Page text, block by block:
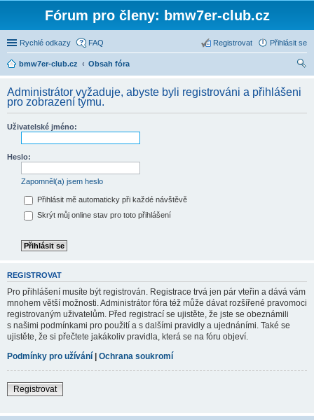
Fórum pro členy: bmw7er-club.cz
Rychlé odkazy FAQ Přihlásit se
Registrovat
bmw7er-club.cz
Obsah fóra
Administrátor vyžaduje, abyste byli registrováni a přihlášeni
pro zobrazení týmu.
Uživatelské jméno:
Heslo:
Zapomněl(a) jsem heslo
Přihlásit mě automaticky při každé návštěvě
Skrýt můj online stav pro toto přihlášení
REGISTROVAT
Pro přihlášení musíte být registrován. Registrace trvá jen pár vteřin a dává vám
mnohem větší možnosti. Administrátor fóra též může dávat rozšířené pravomoci
registrovaným uživatelům. Před registrací se ujistěte, že jste se obeznámili
s našimi podmínkami pro použití a s dalšími pravidly a ujednáními. Také se
ujistěte, že si přečtete jakákoliv pravidla, která se na fóru objeví.
Podmínky pro užívání | Ochrana soukromí
Registrovat